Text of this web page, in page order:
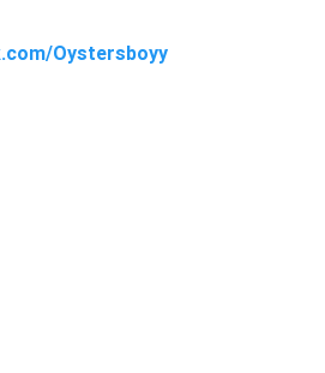
Oystersboyy